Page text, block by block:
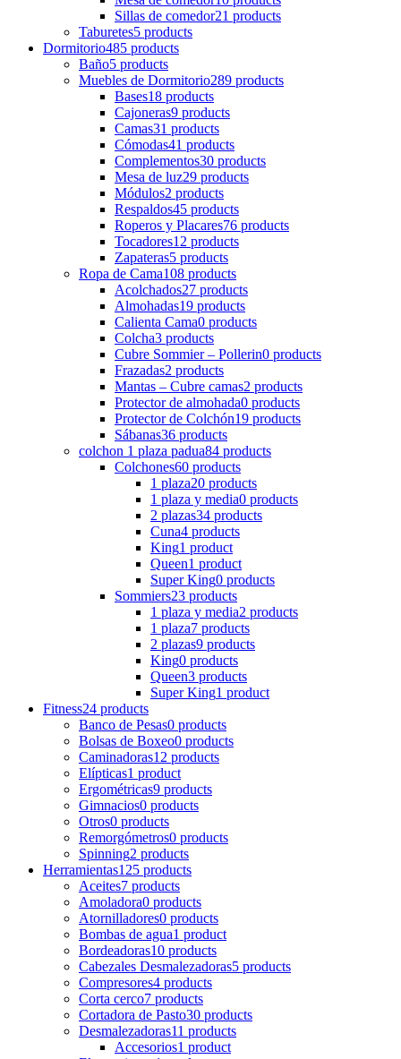
Sillas de comedor21 products
Taburetes5 products
Dormitorio485 products
Baño5 products
Muebles de Dormitorio289 products
Bases18 products
Cajoneras9 products
Camas31 products
Cómodas41 products
Complementos30 products
Mesa de luz29 products
Módulos2 products
Respaldos45 products
Roperos y Placares76 products
Tocadores12 products
Zapateras5 products
Ropa de Cama108 products
Acolchados27 products
Almohadas19 products
Calienta Cama0 products
Colcha3 products
Cubre Sommier – Pollerin0 products
Frazadas2 products
Mantas – Cubre camas2 products
Protector de almohada0 products
Protector de Colchón19 products
Sábanas36 products
colchon 1 plaza padua84 products
Colchones60 products
1 plaza20 products
1 plaza y media0 products
2 plazas34 products
Cuna4 products
King1 product
Queen1 product
Super King0 products
Sommiers23 products
1 plaza y media2 products
1 plaza7 products
2 plazas9 products
King0 products
Queen3 products
Super King1 product
Fitness24 products
Banco de Pesas0 products
Bolsas de Boxeo0 products
Caminadoras12 products
Elípticas1 product
Ergométricas9 products
Gimnacios0 products
Otros0 products
Remorgómetros0 products
Spinning2 products
Herramientas125 products
Aceites7 products
Amoladora0 products
Atornilladores0 products
Bombas de agua1 product
Bordeadoras10 products
Cabezales Desmalezadoras5 products
Compresores4 products
Corta cerco7 products
Cortadora de Pasto30 products
Desmalezadoras11 products
Accesorios1 product